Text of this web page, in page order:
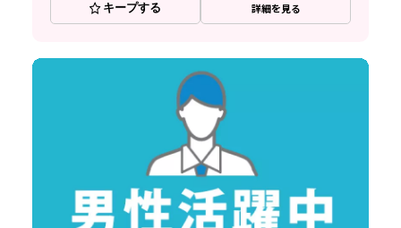
キープする 詳細を見る